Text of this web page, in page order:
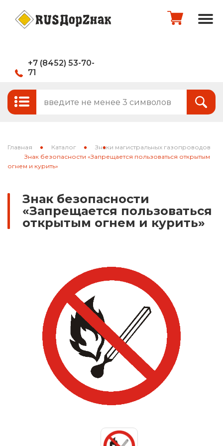
+7 (8452) 53-70-
71
Оформить заказ
Итого:Стандартные и временные дорожные
Знаки на щитах
Каркасные знаки
Паспорта объектов (щиты для
национальных проектов)
Дорожные знаки с внутренней подсветкой
Заградительные светодиодные знаки
Передвижные заградительные знаки
Опоры дорожных знаков (Стойки)
Крепления для дорожных знаков (Хомуты)
Светодиодные знаки на солнечной
Главная Каталог
Знаки магистральных газопроводов
Знак безопасности «Запрещается пользоваться открытым
огнем и курить»
Знак безопасности
«Запрещается пользоваться
открытым огнем и курить»
Выбрать